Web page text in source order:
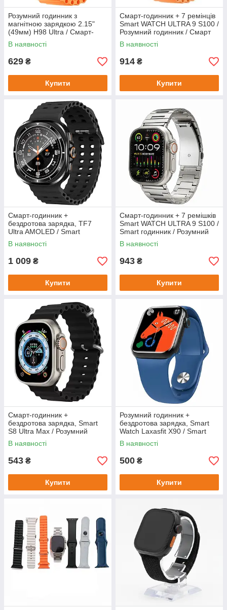
Розумний годинник з
магнітною зарядкою 2.15"
(49мм) H98 Ultra / Смарт-
годинник з функцією дзвінка /
Наручний годинник
В наявності
629 ₴
Купити
Смарт-годинник + 7 ремінців
Smart WATCH ULTRA 9 S100 /
Розумний годинник / Смарт
годинник / Smart годинник
В наявності
914 ₴
Купити
Смарт-годинник +
бездротова зарядка, TF7
Ultra AMOLED / Smart
годинник / Розумний
годинник / Смарт годинник
В наявності
1 009 ₴
Купити
Смарт-годинник + 7 ремішків
Smart WATCH ULTRA 9 S100 /
Smart годинник / Розумний
годинник
В наявності
943 ₴
Купити
Смарт-годинник +
бездротова зарядка, Smart
S8 Ultra Max / Розумний
смарт годинник / Smart
годинник
В наявності
543 ₴
Купити
Розумний годинник +
бездротова зарядка, Smart
Watch Laxasfit X90 / Smart
годинник / Смарт-годинник
В наявності
500 ₴
Купити